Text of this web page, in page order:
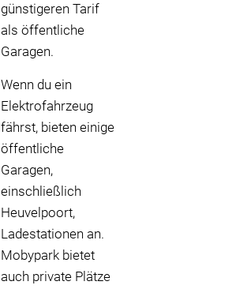
günstigeren Tarif
als öffentliche
Garagen.
Wenn du ein
Elektrofahrzeug
fährst, bieten einige
öffentliche
Garagen,
einschließlich
Heuvelpoort,
Ladestationen an.
Mobypark bietet
auch private Plätze